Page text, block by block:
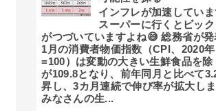
インフレが加速していま
スーパーに行くとビッ
がつづいていますよね😅 総務省が発
1月の消費者物価指数（CPI、2020年
=100）は変動の大きい生鮮食品を除
が109.8となり、前年同月と比べて
昇し、3カ月連続で伸び率が拡大しま
みなさんの生...